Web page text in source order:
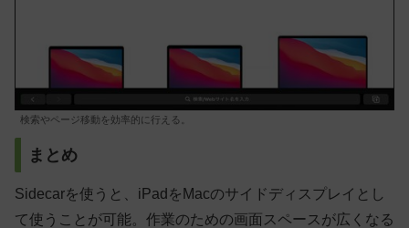
検索やページ移動を効率的に行える。
まとめ
Sidecarを使うと、iPadをMacのサイドディスプレイとし
て使うことが可能。作業のための画面スペースが広くなる